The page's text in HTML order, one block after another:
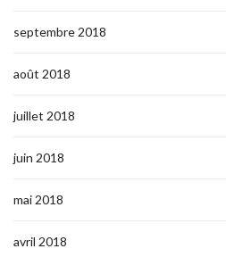
septembre 2018
août 2018
juillet 2018
juin 2018
mai 2018
avril 2018